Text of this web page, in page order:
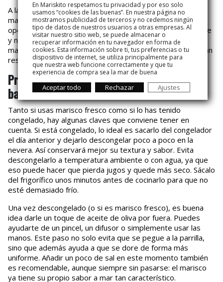
A la hora de preparar las brasas, el tipo de combustible
marca la diferencia. El carbón vegetal es una excelente
opción, ya que arde con facilidad, genera un calor constante
y no aporta sabores fuertes que puedan eclipsar el del
marisco. Si optas por madera, elige variedades que no sean
resinosas ni muy aromáticas.
Prepara el marisco antes de ponerlo en la
barbacoa
Tanto si usas marisco fresco como si lo has tenido
congelado, hay algunas claves que conviene tener en
cuenta. Si está congelado, lo ideal es sacarlo del congelador
el día anterior y dejarlo descongelar poco a poco en la
nevera. Así conservará mejor su textura y sabor. Evita
descongelarlo a temperatura ambiente o con agua, ya que
eso puede hacer que pierda jugos y quede más seco. Sácalo
del frigorífico unos minutos antes de cocinarlo para que no
esté demasiado frío.
Una vez descongelado (o si es marisco fresco), es buena
idea darle un toque de aceite de oliva por fuera. Puedes
ayudarte de un pincel, un difusor o simplemente usar las
manos. Este paso no solo evita que se pegue a la parrilla,
sino que además ayuda a que se dore de forma más
uniforme. Añadir un poco de sal en este momento también
es recomendable, aunque siempre sin pasarse: el marisco
ya tiene su propio sabor a mar tan característico.
En Mariskito respetamos tu privacidad y por eso solo
usamos “cookies de las buenas”. En nuestra página no
mostramos publicidad de terceros y no cedemos ningún
tipo de datos de nuestros usuarios a otras empresas. Al
visitar nuestro sitio web, se puede almacenar o
recuperar información en tu navegador en forma de
cookies. Esta información sobre ti, tus preferencias o tu
dispositivo de internet, se utiliza principalmente para
que nuestra web funcione correctamente y que tu
experiencia de compra sea la mar de buena
Aceptar todo Rechazar Ajustes